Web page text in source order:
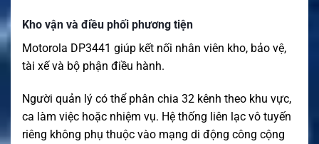
Kho vận và điều phối phương tiện
Motorola DP3441 giúp kết nối nhân viên kho, bảo vệ,
tài xế và bộ phận điều hành.
Người quản lý có thể phân chia 32 kênh theo khu vực,
ca làm việc hoặc nhiệm vụ. Hệ thống liên lạc vô tuyến
riêng không phụ thuộc vào mạng di động công cộng